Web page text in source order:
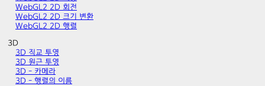
WebGL2 2D 회전
WebGL2 2D 크기 변환
WebGL2 2D 행렬
3D
3D 직교 투영
3D 원근 투영
3D - 카메라
3D - 행렬의 이름